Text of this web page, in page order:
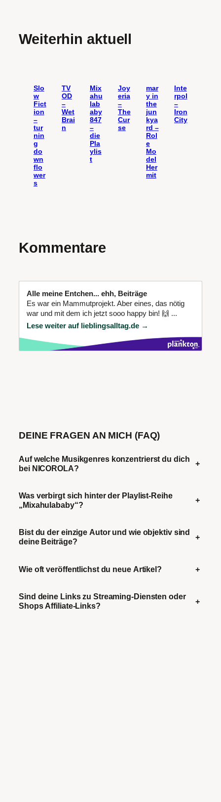
Weiterhin aktuell
Slo
w
Fict
ion
–
tur
nin
g
do
wn
flo
wer
s
TV
OD
–
Wet
Brai
n
Mix
ahu
lab
aby
847
–
die
Pla
ylis
t
Joy
eria
–
The
Cur
se
mar
y in
the
jun
kya
rd –
Rol
e
Mo
del
Her
mit
Inte
rpol
–
Iron
City
Kommentare
Alle meine Entchen... ehh, Beiträge
Es war ein Mammutprojekt. Aber eines, das nötig
war und mit dem ich jetzt sooo happy bin! 🙌 ...
Lese weiter auf lieblingsalltag.de →
DEINE FRAGEN AN MICH (FAQ)
Auf welche Musikgenres konzentrierst du dich
bei NICOROLA?
+
Was verbirgt sich hinter der Playlist-Reihe
„Mixahulababy“?
+
Bist du der einzige Autor und wie objektiv sind
deine Beiträge?
+
Wie oft veröffentlichst du neue Artikel? +
Sind deine Links zu Streaming-Diensten oder
Shops Affiliate-Links?
+